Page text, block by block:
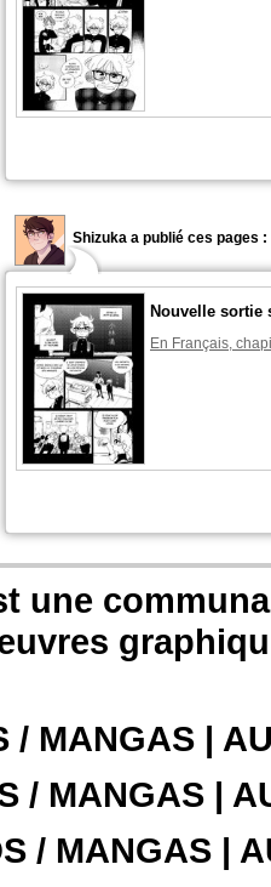
Shizuka a publié ces pages :
Nouvelle sortie
En Français,
une
/ MANGAS |
/ MANGAS |
/ MANGAS |